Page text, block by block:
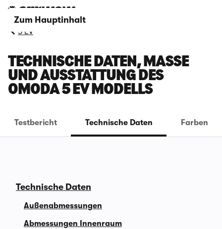
Zum Hauptinhalt
5 EV
TECHNISCHE DATEN, MASSE U
ND AUSSTATTUNG DES O
MODA 5 EV MODELLS
Testbericht Technische Daten Farben
Technische Daten
Außenabmessungen
Abmessungen Innenraum